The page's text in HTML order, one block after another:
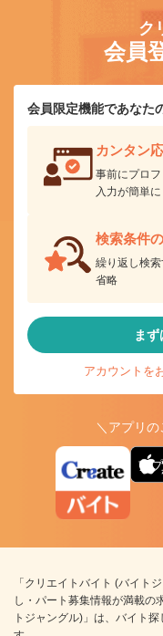
ク
会員
会員限定機能であなた
カンタン
事前にプロ
入力が簡単に
検索条件
繰り返し検
省略
まず
アカウントを
＼アプリ
ア
「クリエイトバイト (バイト
し・パート募集情報が満載の
トジャングル)」は、バイト